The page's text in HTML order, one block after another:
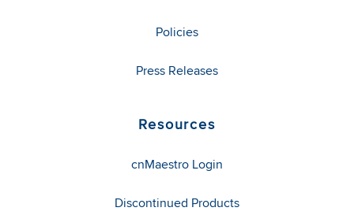
Policies
Press Releases
Resources
cnMaestro Login
Discontinued Products